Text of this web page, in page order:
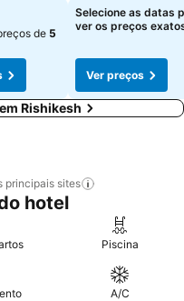
de 5
Ver preços
Selecione as datas
ver os preços
Ver preços
Rishikesh
principais sites
hotel
Piscina
A/C